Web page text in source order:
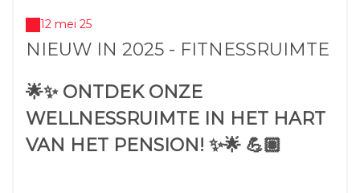
12 mei 25
NIEUW IN 2025 - FITNESSRUIMTE
🌟✨ ONTDEK ONZE
WELLNESSRUIMTE IN HET HART
VAN HET PENSION! ✨🌟 💪🏽